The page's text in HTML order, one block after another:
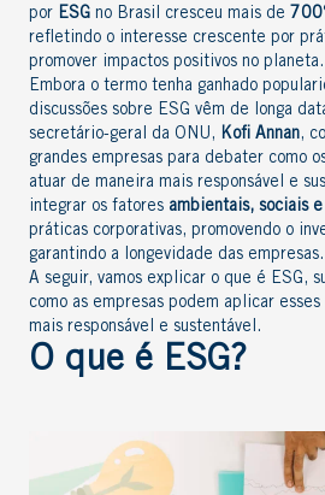
por ESG no Brasil cresceu mais de
refletindo o interesse crescente por
promover impactos positivos no planeta.
Embora o termo tenha ganhado
discussões sobre ESG vêm de longa
secretário-geral da ONU , Kofi Annan,
grandes empresas para debater como
atuar de maneira mais responsável e
integrar os fatores ambientais, sociais
práticas corporativas, promovendo o
garantindo a longevidade das empresas.
A seguir, vamos explicar o que é ESG,
como as empresas podem aplicar
mais responsável e sustentável.
O que é ESG?